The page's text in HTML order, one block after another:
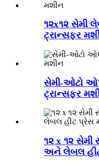
૧૨x૧૨ સેમી
ટ્રાન્સફર
સેમી-ઓટો
ટ્રાન્સફર
૧૨ x ૧૨
અને લેબલ